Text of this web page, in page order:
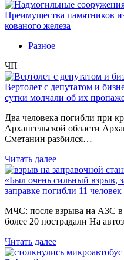
Преимущества памятников
кованого железа
Разное
ЧП
Вертолет с депутатом и
сутки молчали об их
Два человека погибли при
Архангельской области
Сметанин разбился…
Читать далее
«Был очень сильный взрыв,
заправке погибли 11 человек
МЧС: после взрыва на АЗС в
более 20 пострадали На
Читать далее